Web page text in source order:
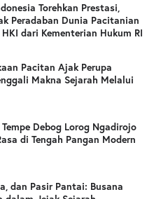
Torehkan Prestasi,
Peradaban Dunia Pacitanian
dari Kementerian Hukum RI
Pacitan Ajak Perupa
Makna Sejarah Melalui
Debog Lorog Ngadirojo
di Tengah Pangan Modern
dan Pasir Pantai: Busana